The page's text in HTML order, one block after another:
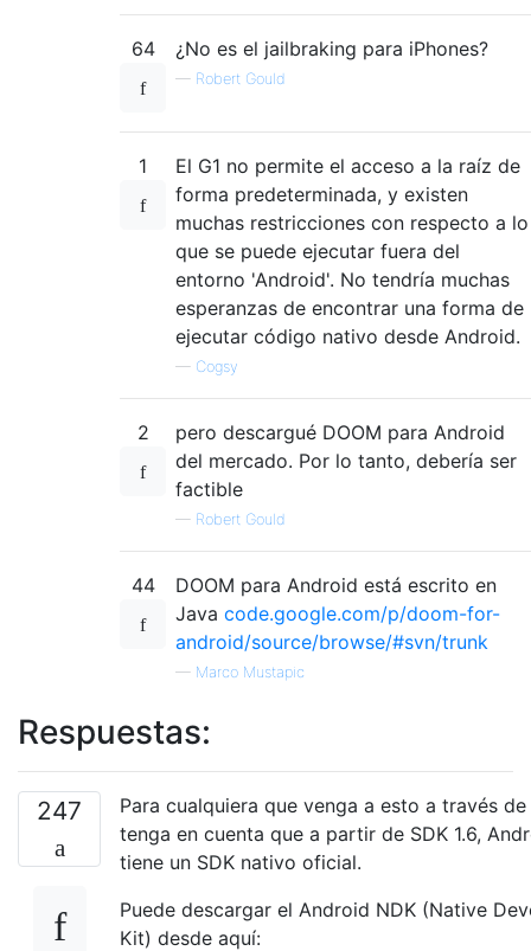
64 ¿No es el jailbraking para iPhones?
— Robert Gould
1
El G1 no permite el acceso a la raíz de
forma predeterminada, y existen
muchas restricciones con respecto a lo
que se puede ejecutar fuera del
entorno 'Android'. No tendría muchas
esperanzas de encontrar una forma de
ejecutar código nativo desde Android.
— Cogsy
2
pero descargué DOOM para Android
del mercado. Por lo tanto, debería ser
factible
— Robert Gould
44
DOOM para Android está escrito en
Java code.google.com/p/doom-for-
android/source/browse/#svn/trunk
— Marco Mustapic
Respuestas:
247
Para cualquiera que venga a esto a través
tenga en cuenta que a partir de SDK 1.6,
tiene un SDK nativo oficial.
Puede descargar el Android NDK (Native
Kit) desde aquí: